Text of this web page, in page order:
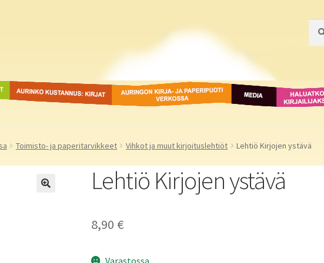
Aurinko Kustannus: kirjat Auringon kirja- ja
paperipuodit verkossa
Media
Haluatko
kirjailijaksi?
Toimisto- ja paperitarvikkeet Vihkot ja muut kirjoituslehtiöt Lehtiö Kirjojen ystävä
Lehtiö Kirjojen ystävä
8,90 €